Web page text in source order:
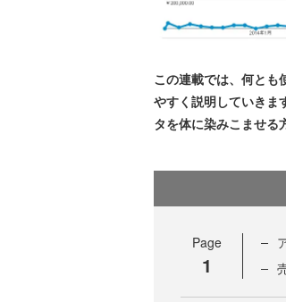
この連載では、何とも
やすく説明していきま
タを体に染みこませる
Page
1